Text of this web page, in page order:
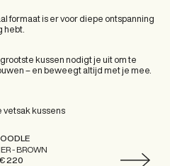
formaat is er voor diepe ontspanning
hebt.
kussen nodigt je uit om te
– en beweegt altijd met je mee.
vetsak kussens
- BROWN
€ 220